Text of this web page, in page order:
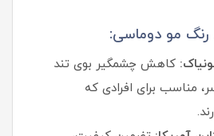
مو دوماسی:
کاهش چشمگیر بوی تند
برای افرادی که